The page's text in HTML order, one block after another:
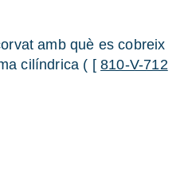
amb què es cobreix
cilíndrica ( [810-V-712